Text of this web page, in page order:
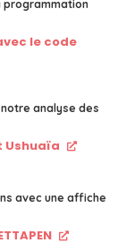
programmation
le code
analyse des
Ushuaïa
avec une affiche